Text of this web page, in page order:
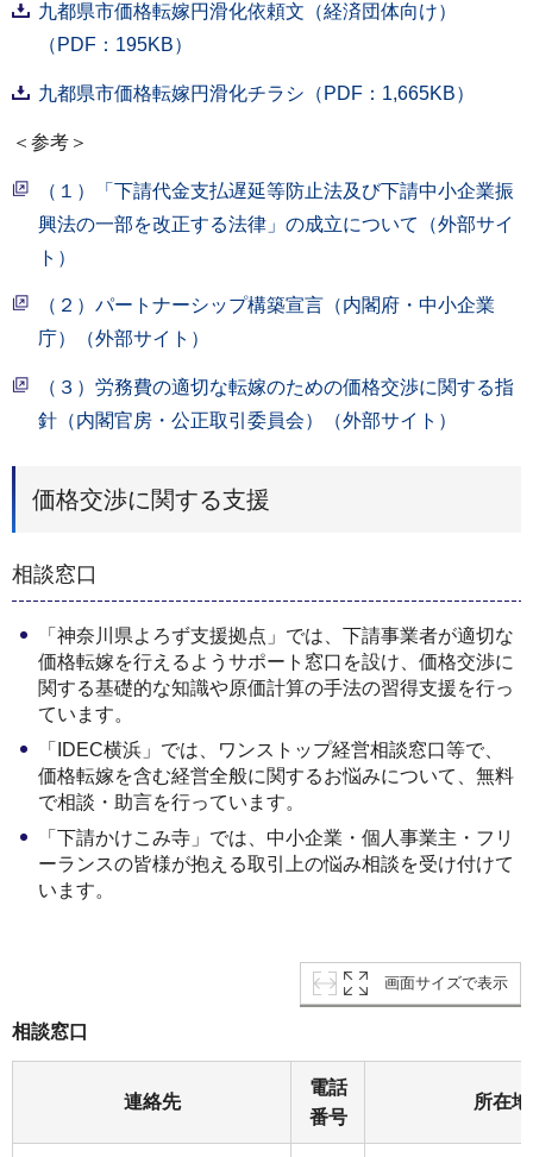
九都県市価格転嫁円滑化依頼文（経済団体向け）
（PDF：195KB）
九都県市価格転嫁円滑化チラシ（PDF：1,665KB）
＜参考＞
（１）「下請代金支払遅延等防止法及び下請中小企業振
興法の一部を改正する法律」の成立について（外部サイ
ト）
（２）パートナーシップ構築宣言（内閣府・中小企業
庁）（外部サイト）
（３）労務費の適切な転嫁のための価格交渉に関する指
針（内閣官房・公正取引委員会）（外部サイト）
価格交渉に関する支援
相談窓口
「神奈川県よろず支援拠点」では、下請事業者が適切な
価格転嫁を行えるようサポート窓口を設け、価格交渉に
関する基礎的な知識や原価計算の手法の習得支援を行っ
ています。
「IDEC横浜」では、ワンストップ経営相談窓口等で、
価格転嫁を含む経営全般に関するお悩みについて、無料
で相談・助言を行っています。
「下請かけこみ寺」では、中小企業・個人事業主・フリ
ーランスの皆様が抱える取引上の悩み相談を受け付けて
います。
画面サイズで表示
相談窓口
連絡先
電話
番号
所在地